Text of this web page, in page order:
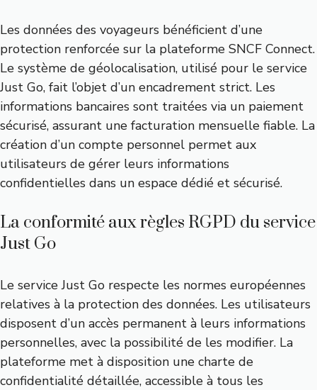
Les données des voyageurs bénéficient d’une
protection renforcée sur la plateforme SNCF Connect.
Le système de géolocalisation, utilisé pour le service
Just Go, fait l’objet d’un encadrement strict. Les
informations bancaires sont traitées via un paiement
sécurisé, assurant une facturation mensuelle fiable. La
création d’un compte personnel permet aux
utilisateurs de gérer leurs informations
confidentielles dans un espace dédié et sécurisé.
La conformité aux règles RGPD du service
Just Go
Le service Just Go respecte les normes européennes
relatives à la protection des données. Les utilisateurs
disposent d’un accès permanent à leurs informations
personnelles, avec la possibilité de les modifier. La
plateforme met à disposition une charte de
confidentialité détaillée, accessible à tous les